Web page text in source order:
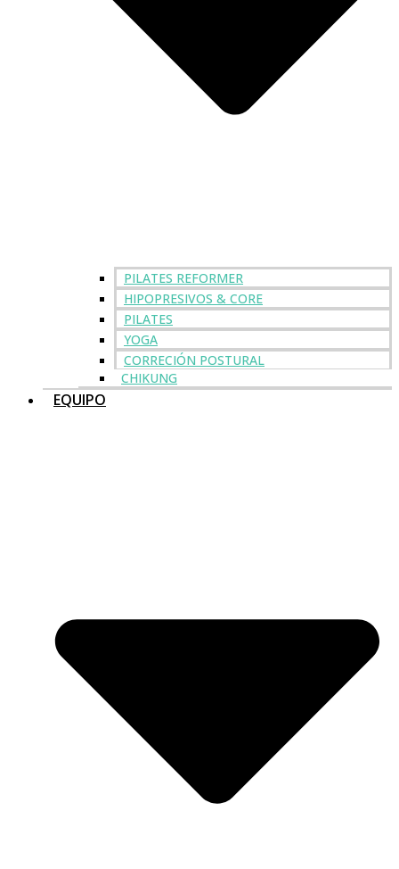
PILATES REFORMER
HIPOPRESIVOS & CORE
PILATES
YOGA
CORRECIÓN POSTURAL
CHIKUNG
EQUIPO